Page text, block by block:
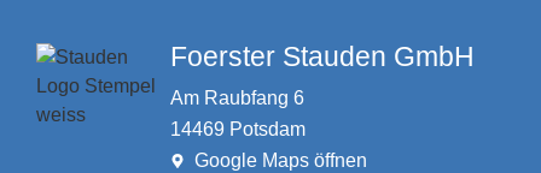
Foerster Stauden GmbH
Am Raubfang 6
14469 Potsdam
Google Maps öffnen